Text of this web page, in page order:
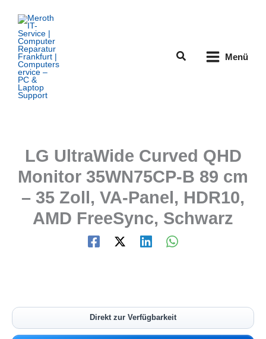
Inhalt
springen
Suchen Menü
LG UltraWide Curved QHD
Monitor 35WN75CP-B 89 cm
– 35 Zoll, VA-Panel, HDR10,
AMD FreeSync, Schwarz
Direkt zur Verfügbarkeit